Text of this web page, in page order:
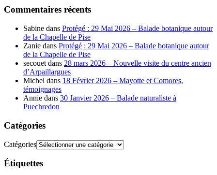
Commentaires récents
Sabine dans Protégé : 29 Mai 2026 – Balade botanique autour
de la Chapelle de Pise
Zanie dans Protégé : 29 Mai 2026 – Balade botanique autour
de la Chapelle de Pise
secouet dans 28 mars 2026 – Nouvelle visite du centre ancien
d’Arpaillargues
Michel dans 18 Février 2026 – Mayotte et Comores,
témoignages
Annie dans 30 Janvier 2026 – Balade naturaliste à
Puechredon
Catégories
Catégories
Étiquettes